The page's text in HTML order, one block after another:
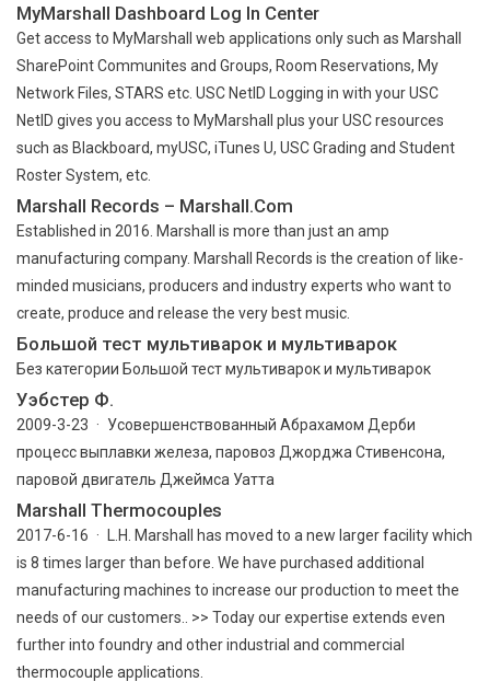
MyMarshall Dashboard Log In Center
Get access to MyMarshall web applications only such as Marshall
SharePoint Communites and Groups, Room Reservations, My
Network Files, STARS etc. USC NetID Logging in with your USC
NetID gives you access to MyMarshall plus your USC resources
such as Blackboard, myUSC, iTunes U, USC Grading and Student
Roster System, etc.
Marshall Records – Marshall.Com
Established in 2016. Marshall is more than just an amp
manufacturing company. Marshall Records is the creation of like-
minded musicians, producers and industry experts who want to
create, produce and release the very best music.
Большой тест мультиварок и мультиварок
Без категории Большой тест мультиварок и мультиварок
Уэбстер Ф.
2009-3-23 · Усовершенствованный Абрахамом Дерби
процесс выплавки железа, паровоз Джорджа Стивенсона,
паровой двигатель Джеймса Уатта
Marshall Thermocouples
2017-6-16 · L.H. Marshall has moved to a new larger facility which
is 8 times larger than before. We have purchased additional
manufacturing machines to increase our production to meet the
needs of our customers.. >> Today our expertise extends even
further into foundry and other industrial and commercial
thermocouple applications.